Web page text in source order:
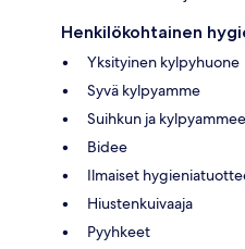
Henkilökohtainen
Yksityinen kylpyhuone
Syvä kylpyamme
Suihkun ja
Bidee
Ilmaiset
Hiustenkuivaaja
Pyyhkeet